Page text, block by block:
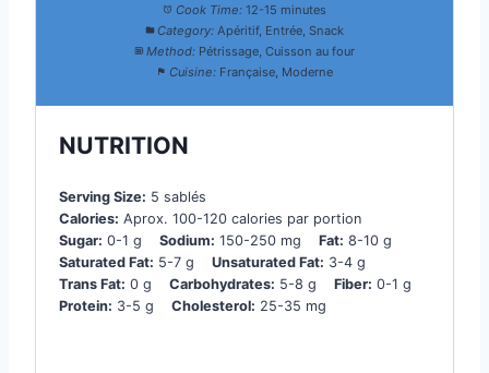
Cook Time: 12-15 minutes
Category: Apéritif, Entrée, Snack
Method: Pétrissage, Cuisson au four
Cuisine: Française, Moderne
NUTRITION
Serving Size: 5 sablés
Calories: Aprox. 100-120 calories par portion
Sugar: 0-1 g Sodium: 150-250 mg Fat: 8-10 g
Saturated Fat: 5-7 g Unsaturated Fat: 3-4 g
Trans Fat: 0 g Carbohydrates: 5-8 g Fiber: 0-1 g
Protein: 3-5 g Cholesterol: 25-35 mg